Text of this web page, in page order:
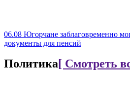
06.08 Югорчане заблаговременно
документы для пенсий
Политика[ Смотреть